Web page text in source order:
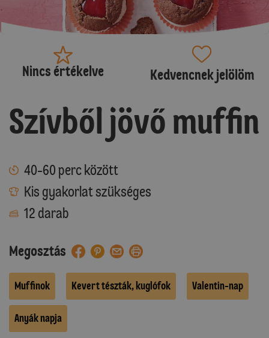
Nincs értékelve Kedvencnek jelölöm
Szívből jövő muffin
40-60 perc között
Kis gyakorlat szükséges
12 darab
Megosztás
Muffinok Kevert tészták, kuglófok Valentin-nap
Anyák napja